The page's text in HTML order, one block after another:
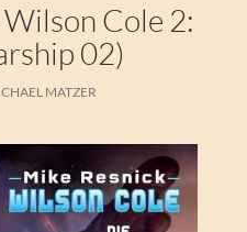
Cole 2:
02)
MATZER